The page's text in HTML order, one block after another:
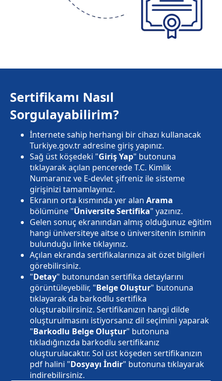
Sertifikamı Nasıl
Sorgulayabilirim?
İnternete sahip herhangi bir cihazı kullanacak
Turkiye.gov.tr adresine giriş yapınız.
Sağ üst köşedeki "Giriş Yap" butonuna
tıklayarak açılan pencerede T.C. Kimlik
Numaranız ve E-devlet şifreniz ile sisteme
girişinizi tamamlayınız.
Ekranın orta kısmında yer alan Arama
bölümüne "Üniversite Sertifika" yazınız.
Gelen sonuç ekranından almış olduğunuz eğitim
hangi üniversiteye aitse o üniversitenin isminin
bulunduğu linke tıklayınız.
Açılan ekranda sertifikalarınıza ait özet bilgileri
görebilirsiniz.
"Detay" butonundan sertifika detaylarını
görüntüleyebilir, "Belge Oluştur" butonuna
tıklayarak da barkodlu sertifika
oluşturabilirsiniz. Sertifikanızın hangi dilde
oluşturulmasını istiyorsanız dil seçimini yaparak
"Barkodlu Belge Oluştur" butonuna
tıkladığınızda barkodlu sertifikanız
oluşturulacaktır. Sol üst köşeden sertifikanızın
pdf halini "Dosyayı İndir" butonuna tıklayarak
indirebilirsiniz.